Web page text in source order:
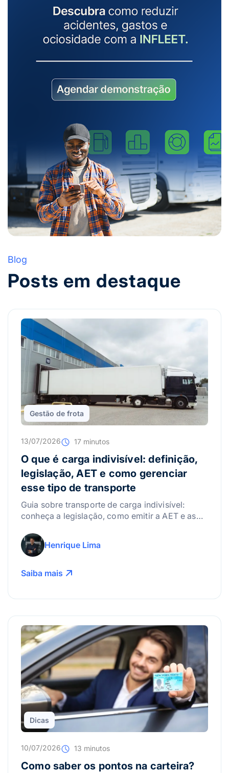
Blog
Posts em destaque
Gestão de frota
13/07/2026 17 minutos
O que é carga indivisível: definição,
legislação, AET e como gerenciar
esse tipo de transporte
Guia sobre transporte de carga indivisível:
conheça a legislação, como emitir a AET e as
Henrique Lima
Saiba mais
Dicas
10/07/2026 13 minutos
Como saber os pontos na carteira?